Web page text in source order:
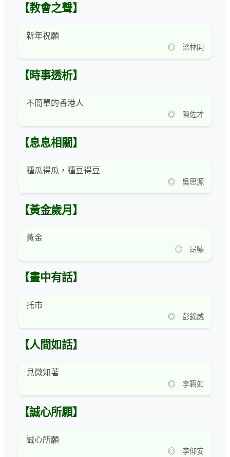
【教會之聲】
新年祝願
◎ 梁林開
【時事透析】
不簡單的香港人
◎ 陳佐才
【息息相關】
種瓜得瓜，種豆得豆
◎ 吳思源
【黃金歲月】
黃金
◎ 昂嘯
【畫中有話】
托市
◎ 彭錦威
【人間如話】
見微知著
◎ 李碧如
【誠心所願】
誠心所願
◎ 李仰安